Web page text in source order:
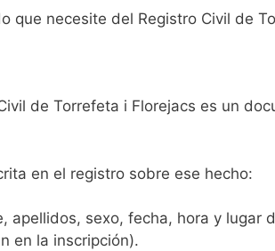
que necesite del Registro Civil de
de Torrefeta i Florejacs es un
en el registro sobre ese hecho:
apellidos, sexo, fecha, hora y lugar
en la inscripción).